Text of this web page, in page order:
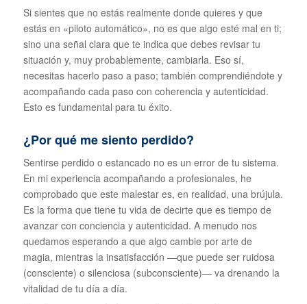
Si sientes que no estás realmente donde quieres y que
estás en «piloto automático», no es que algo esté mal en ti;
sino una señal clara que te indica que debes revisar tu
situación y, muy probablemente, cambiarla. Eso sí,
necesitas hacerlo paso a paso; también comprendiéndote y
acompañando cada paso con coherencia y autenticidad.
Esto es fundamental para tu éxito.
¿Por qué me siento perdido?
Sentirse perdido o estancado no es un error de tu sistema.
En mi experiencia acompañando a profesionales, he
comprobado que este malestar es, en realidad, una brújula.
Es la forma que tiene tu vida de decirte que es tiempo de
avanzar con conciencia y autenticidad. A menudo nos
quedamos esperando a que algo cambie por arte de
magia, mientras la insatisfacción —que puede ser ruidosa
(consciente) o silenciosa (subconsciente)— va drenando la
vitalidad de tu día a día.